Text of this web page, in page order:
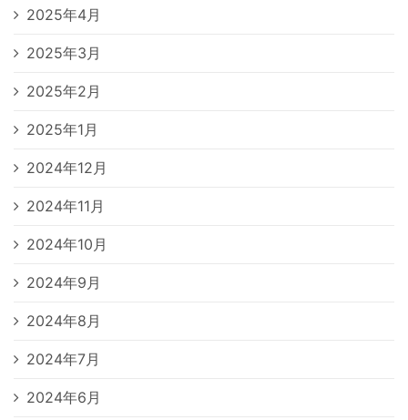
2025年4月
2025年3月
2025年2月
2025年1月
2024年12月
2024年11月
2024年10月
2024年9月
2024年8月
2024年7月
2024年6月